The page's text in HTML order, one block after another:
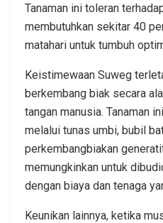
Tanaman ini toleran
membutuhkan sekitar 40
matahari untuk tumbuh
Keistimewaan Suweg
berkembang biak secara
tangan manusia. Tanaman
melalui tunas umbi, bubil
perkembangbiakan
memungkinkan untuk
dengan biaya dan tenaga
Keunikan lainnya, ketika